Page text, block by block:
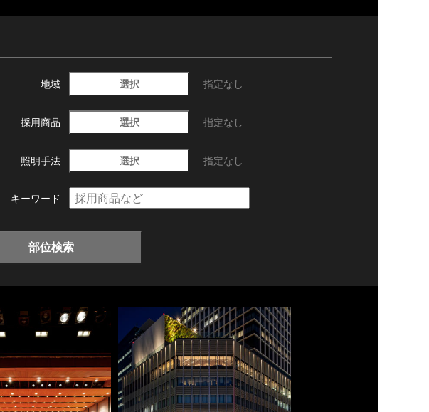
地域 選択 指定なし
採用商品 選択 指定なし
照明手法 選択 指定なし
キーワード
部位検索